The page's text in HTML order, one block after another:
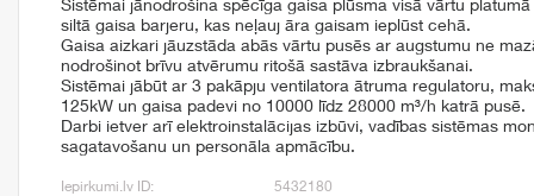
Sistēmai jānodrošina spēcīga gaisa plūsma visā vārtu
siltā gaisa barjeru, kas neļauj āra gaisam ieplūst cehā.
Gaisa aizkari jāuzstāda abās vārtu pusēs ar augstumu ne
nodrošinot brīvu atvērumu ritošā sastāva izbraukšanai.
Sistēmai jābūt ar 3 pakāpju ventilatora ātruma regulatoru,
125kW un gaisa padevi no 10000 līdz 28000 m³/h katrā pusē.
Darbi ietver arī elektroinstalācijas izbūvi, vadības sistēmas
sagatavošanu un personāla apmācību.
Iepirkumi.lv ID: 5432180